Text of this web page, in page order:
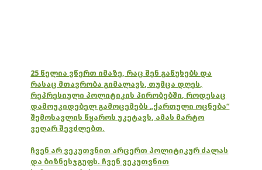
25 წელია ვწერთ იმაზე, რაც შენ გაწუხებს და
რასაც მთავრობა გიმალავს, თუმცა დღეს,
რეპრესიული პოლიტიკის პირობებში, როდესაც
დამოუკიდებელ გამოცემებს „ქართული ოცნება“
შემოსავლის წყაროს უკეტავს, ამას მარტო
ვეღარ შევძლებთ.
ჩვენ არ ვეკუთვნით არცერთ პოლიტიკურ ძალას
და ბიზნესჯგუფს. ჩვენ ვეკუთვნით